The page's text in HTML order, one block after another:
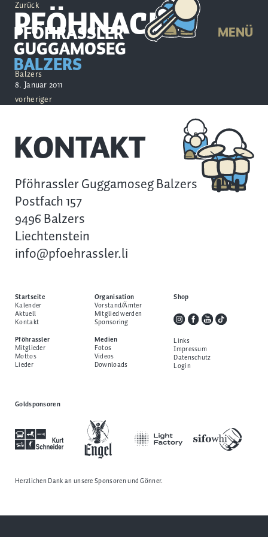
PFÖHRASSLER
GUGGAMOSEG
BALZERS
MENÜ
Zurück
PFÖHNACHT
Balzers
8. Januar 2011
vorheriger
KONTAKT
Pföhrassler Guggamoseg Balzers
Postfach 157
9496 Balzers
Liechtenstein
info@pfoehrassler.li
Startseite
Kalender
Aktuell
Kontakt
Pföhrassler
Mitglieder
Mottos
Lieder
Organisation
Vorstand/Ämter
Mitglied werden
Sponsoring
Medien
Fotos
Videos
Downloads
Shop
Links
Impressum
Datenschutz
Login
Goldsponsoren
Herzlichen Dank an unsereSponsoren und Gönner.